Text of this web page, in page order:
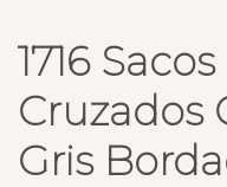
1716
Cruzados
Gris